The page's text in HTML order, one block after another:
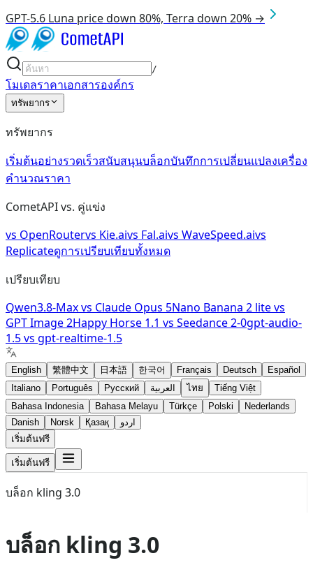
GPT-5.6 Luna price down 80%, Terra down 20% →
/
โมเดลราคาเอกสารองค์กร
ทรัพยากร
ทรัพยากร
เริ่มต้นอย่างรวดเร็วสนับสนุนบล็อกบันทึกการเปลี่ยนแปลงเครื่อง
คำนวณราคา
CometAPI vs. คู่แข่ง
vs OpenRoutervs Kie.aivs Fal.aivs WaveSpeed.aivs
Replicateดูการเปรียบเทียบทั้งหมด
เปรียบเทียบ
Qwen3.8-Maxvs Claude Opus 5Nano Banana 2 litevs
GPT Image 2Happy Horse 1.1 vs Seedance 2-0gpt-audio-
1.5vs gpt-realtime-1.5
English 繁體中文 日本語 한국어 Français Deutsch
Español
Italiano
Português Русский العربية ไทย
Tiếng Việt
Bahasa Indonesia
Bahasa Melayu Türkçe Polski
Nederlands
Danish
Norsk Қазақ
اردو
เริ่มต้นฟรี
เริ่มต้นฟรี
บล็อก kling 3.0
บล็อก kling 3.0